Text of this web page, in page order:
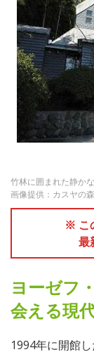
竹林に囲まれた静か
画像提供：カスヤの
※ こ
最
ヨーゼフ
会える現
1994年に開館